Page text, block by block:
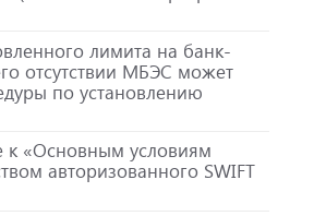
лимита на банк-
отсутствии МБЭС может
по установлению
к «Основным условиям
авторизованного SWIFT